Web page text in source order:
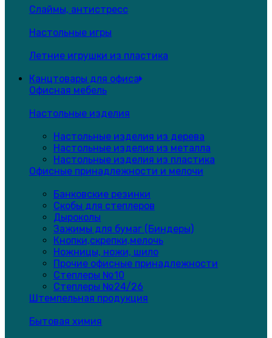
Слаймы, антистресс
Настольные игры
Летние игрушки из пластика
Канцтовары для офиса
Офисная мебель
Настольные изделия
Настольные изделия из дерева
Настольные изделия из металла
Настольные изделия из пластика
Офисные принадлежности и мелочи
Банковские резинки
Скобы для степлеров
Дыроколы
Зажимы для бумаг (Биндеры)
Кнопки,скрепки,мелочь
Ножницы, ножи, шило
Прочие офисные принадлежности
Степлеры №10
Степлеры №24/26
Штемпельная продукция
Бытовая химия